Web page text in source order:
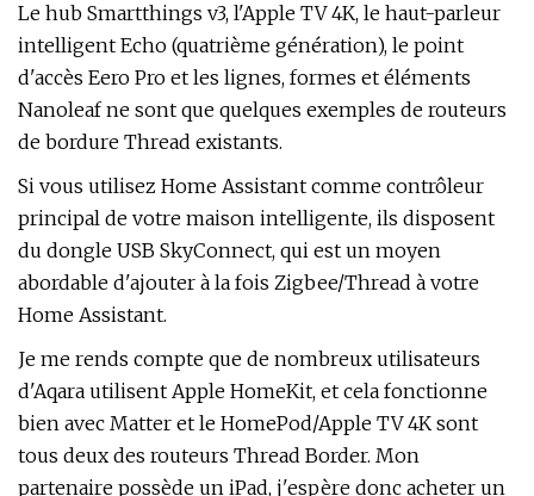
Le hub Smartthings v3, l'Apple TV 4K, le haut-parleur
intelligent Echo (quatrième génération), le point
d'accès Eero Pro et les lignes, formes et éléments
Nanoleaf ne sont que quelques exemples de routeurs
de bordure Thread existants.
Si vous utilisez Home Assistant comme contrôleur
principal de votre maison intelligente, ils disposent
du dongle USB SkyConnect, qui est un moyen
abordable d'ajouter à la fois Zigbee/Thread à votre
Home Assistant.
Je me rends compte que de nombreux utilisateurs
d'Aqara utilisent Apple HomeKit, et cela fonctionne
bien avec Matter et le HomePod/Apple TV 4K sont
tous deux des routeurs Thread Border. Mon
partenaire possède un iPad, j'espère donc acheter un